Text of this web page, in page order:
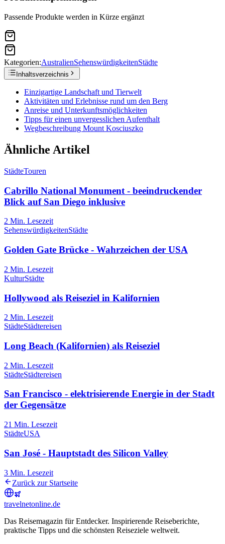
Passende Produkte werden in Kürze ergänzt
Kategorien:AustralienSehenswürdigkeitenStädte
Inhaltsverzeichnis
Einzigartige Landschaft und Tierwelt
Aktivitäten und Erlebnisse rund um den Berg
Anreise und Unterkunftsmöglichkeiten
Tipps für einen unvergesslichen Aufenthalt
Wegbeschreibung Mount Kosciuszko
Ähnliche Artikel
StädteTouren
Cabrillo National Monument - beeindruckender
Blick auf San Diego inklusive
2 Min. Lesezeit
SehenswürdigkeitenStädte
Golden Gate Brücke - Wahrzeichen der USA
2 Min. Lesezeit
KulturStädte
Hollywood als Reiseziel in Kalifornien
2 Min. Lesezeit
StädteStädtereisen
Long Beach (Kalifornien) als Reiseziel
2 Min. Lesezeit
StädteStädtereisen
San Francisco - elektrisierende Energie in der Stadt
der Gegensätze
21 Min. Lesezeit
StädteUSA
San José - Hauptstadt des Silicon Valley
3 Min. Lesezeit
Zurück zur Startseite
travelnetonline.de
Das Reisemagazin für Entdecker. Inspirierende Reiseberichte,
praktische Tipps und die schönsten Reiseziele weltweit.